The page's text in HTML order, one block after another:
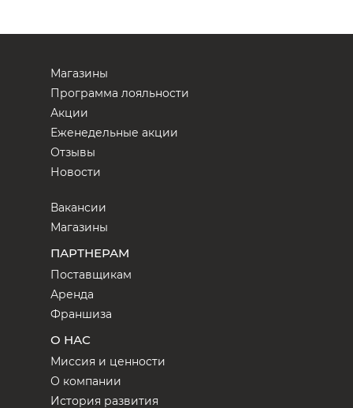
Магазины
Программа лояльности
Акции
Еженедельные акции
Отзывы
Новости
Вакансии
Магазины
ПАРТНЕРАМ
Поставщикам
Аренда
Франшиза
О НАС
Миссия и ценности
О компании
История развития